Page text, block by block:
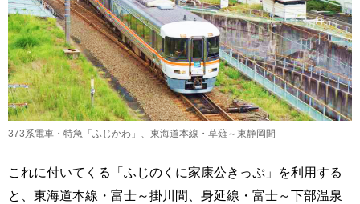
373系電車・特急「ふじかわ」、東海道本線・草薙～東静岡間
これに付いてくる「ふじのくに家康公きっぷ」を利用する
と、東海道本線・富士～掛川間、身延線・富士～下部温泉